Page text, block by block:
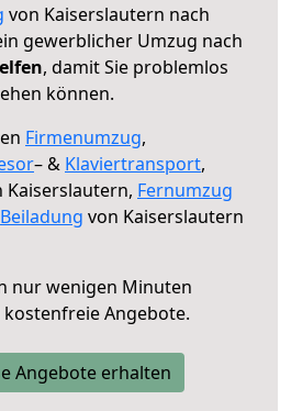
von Kaiserslautern nach
gewerblicher Umzug nach
, damit Sie problemlos
können.
Firmenumzug,
– & Klaviertransport,
Kaiserslautern, Fernumzug
Beiladung von Kaiserslautern
nur wenigen Minuten
Angebote.
Angebote erhalten